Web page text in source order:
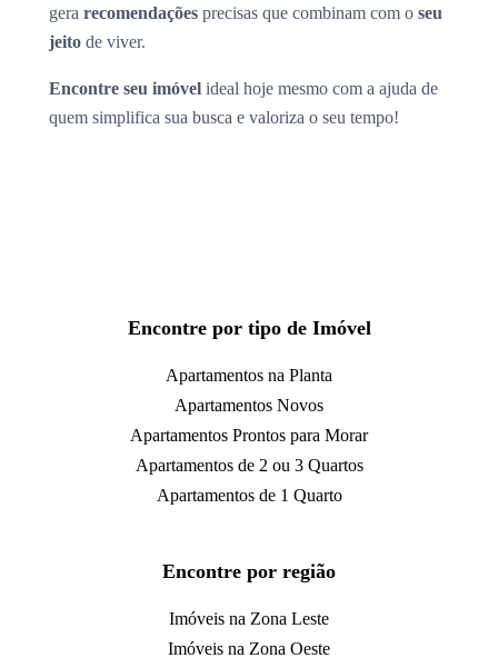
gera recomendações precisas que combinam com o seu
jeito de viver.
Encontre seu imóvel ideal hoje mesmo com a ajuda de
quem simplifica sua busca e valoriza o seu tempo!
Encontre por tipo de Imóvel
Apartamentos na Planta
Apartamentos Novos
Apartamentos Prontos para Morar
Apartamentos de 2 ou 3 Quartos
Apartamentos de 1 Quarto
Encontre por região
Imóveis na Zona Leste
Imóveis na Zona Oeste